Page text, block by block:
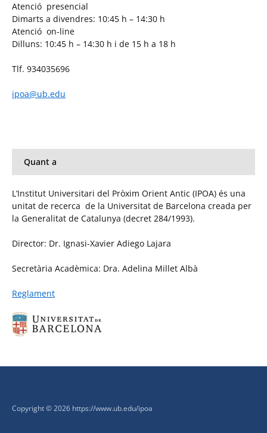
Atenció presencial
Dimarts a divendres: 10:45 h – 14:30 h
Atenció on-line
Dilluns: 10:45 h – 14:30 h i de 15 h a 18 h
Tlf. 934035696
ipoa@ub.edu
Quant a
L’Institut Universitari del Pròxim Orient Antic (IPOA) és una
unitat de recerca de la Universitat de Barcelona creada per
la Generalitat de Catalunya (decret 284/1993).
Director: Dr. Ignasi-Xavier Adiego Lajara
Secretària Acadèmica: Dra. Adelina Millet Albà
Reglament
Copyright © 2026 https://www.ub.edu/ipoa